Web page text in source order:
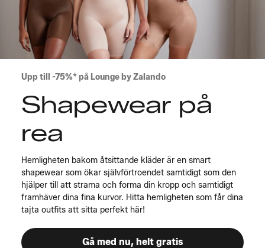
Upp till -75%* på Lounge by Zalando
Shapewear på
rea
Hemligheten bakom åtsittande kläder är en smart
shapewear som ökar självförtroendet samtidigt som den
hjälper till att strama och forma din kropp och samtidigt
framhäver dina fina kurvor. Hitta hemligheten som får dina
tajta outfits att sitta perfekt här!
Gå med nu, helt gratis